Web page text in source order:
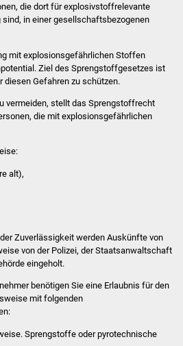
Schulentwicklung Bizet
Sanierung Hallenbad
Sanierung Bizethalle
Ortsentwicklung
Bürger & Service
Dienstleistungen
Bürgerinfos
die dort für explosivstoffrelevante
in einer gesellschaftsbezogenen
mit explosionsgefährlichen Stoffen
Ziel des Sprengstoffgesetzes ist
diesen Gefahren zu schützen.
vermeiden, stellt das Sprengstoffrecht
die mit explosionsgefährlichen
alt),
Zuverlässigkeit werden Auskünfte von
von der Polizei, der Staatsanwaltschaft
eingeholt.
benötigen Sie eine Erlaubnis für den
mit folgenden
Sprengstoffe oder pyrotechnische